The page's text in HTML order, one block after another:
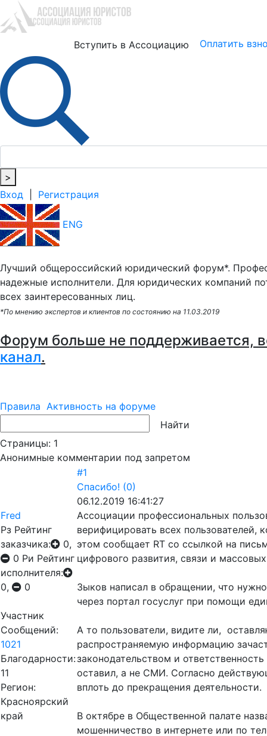
Вступить в Ассоциацию Оплатить
>
Вход
Регистрация
ENG
Лучший общероссийский юридический форум*.
надежные исполнители. Для юридических компаний
всех заинтересованных лиц.
*По мнению экспертов и клиентов по состоянию на 11.03.2019
Форум больше не поддерживается,
канал.
Правила Активность на форуме
Страницы: 1
Анонимные комментарии под запретом
Fred
Рз Рейтинг
заказчика:
0,
0 Ри Рейтинг
исполнителя:
0,
0
Участник
Сообщений:
1021
Благодарности:
11
Регион:
Красноярский
край
#1
Спасибо! (0)
06.12.2019 16:41:27
Ассоциации профессиональных
верифицировать всех
этом сообщает RT со ссылкой на
цифрового развития, связи и
Зыков написал в обращении, что
через портал госуслуг при помощи
А то пользователи, видите ли,
распространяемую информацию
законодательством и
оставил, а не СМИ. Согласно
вплоть до прекращения деятельности.
В октябре в Общественной палате
мошенничество в интернете или по